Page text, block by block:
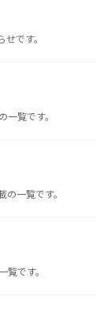
です。
覧です。
一覧です。
です。